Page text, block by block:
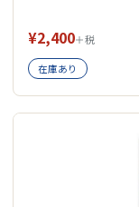
¥2,400＋税
在庫あり